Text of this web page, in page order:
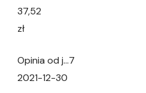
37,52
zł
Opinia od j…7
2021-12-30